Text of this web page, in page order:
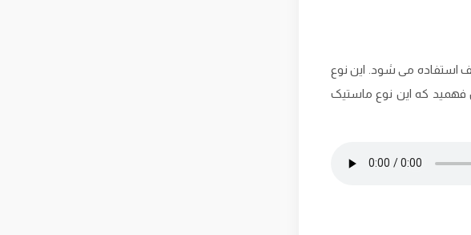
استفاده می ‌شود. این نوع
فهمید که این نوع ماستیک